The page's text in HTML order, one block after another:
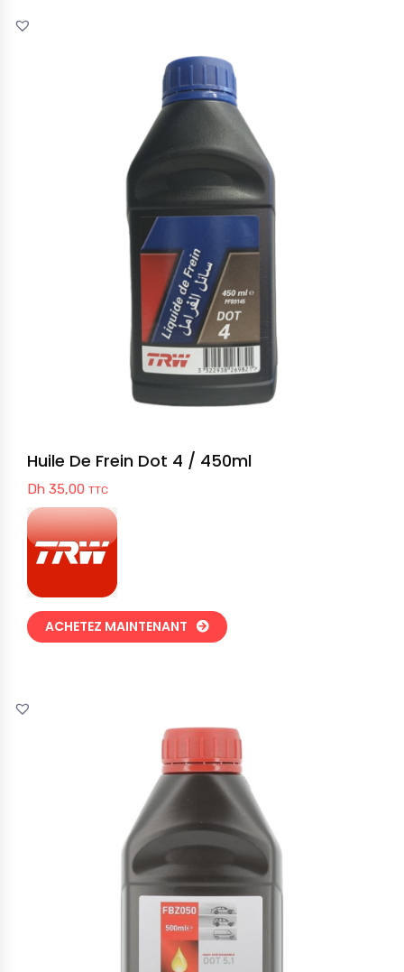
Huile De Frein Dot 4 / 450ml
Dh 35,00 TTC
ACHETEZ MAINTENANT